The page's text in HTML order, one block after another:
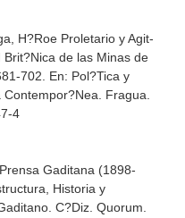
H?Roe Proletario y Agit-
de las Minas de
702. En: Pol?Tica y
Contempor?Nea . Fragua.
4
Gaditana (1898-
Historia y
. C?Diz. Quorum.